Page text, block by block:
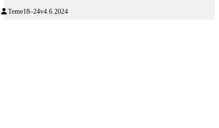
Teme18–24v4.6.2024